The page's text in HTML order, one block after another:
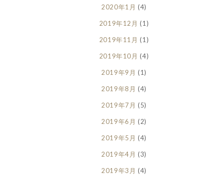
2020年1月 (4)
2019年12月 (1)
2019年11月 (1)
2019年10月 (4)
2019年9月 (1)
2019年8月 (4)
2019年7月 (5)
2019年6月 (2)
2019年5月 (4)
2019年4月 (3)
2019年3月 (4)